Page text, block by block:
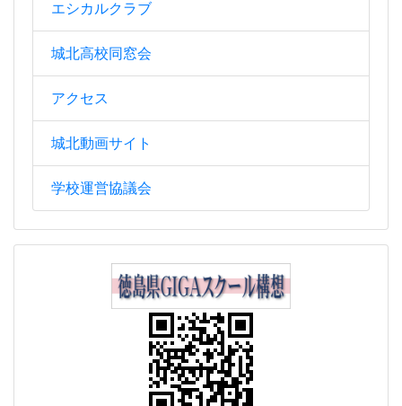
エシカルクラブ
城北高校同窓会
アクセス
城北動画サイト
学校運営協議会